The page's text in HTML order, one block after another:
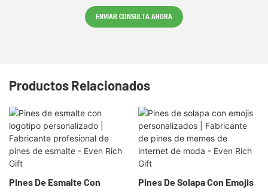
ENVIAR CONSULTA AHORA
Productos Relacionados
Pines De Esmalte Con
Pines De Solapa Con Emojis